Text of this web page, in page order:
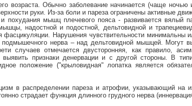
возраста. Обычно заболевание начинается (чаще
руки. Из-за боли и пареза ограничены активные
похудания мышц плечевого пояса - развивается вялый
надостной и подостной, дельтовидной и
фасцикуляции. Нарушения чувствительности минимальны
подмышечного нерва – над дельтовидной мышцей.
случаев отмечается двусторонняя, как правило,
признаки денервации и с другой стороны. В
положение ("крыловидная" лопатка является
в распределении пареза и атрофии, указывающий на
страдает функция длинного грудного нерва